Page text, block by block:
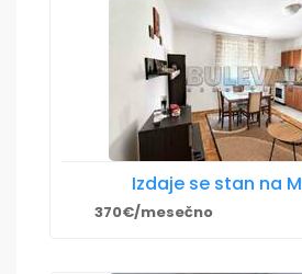
Izdaje se stan na
370€/mesečno